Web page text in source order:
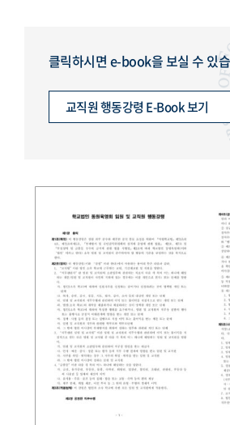
클릭하시면 e-book을 보실 수 있
교직원 행동강령 E-Book 보기